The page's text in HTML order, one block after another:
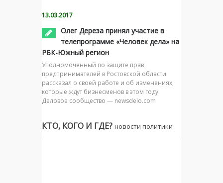
13.03.2017
Олег Дереза принял участие в
телепрограмме «Человек дела» на
РБК-Южный регион
Уполномоченный по защите прав
предпринимателей в Ростовской области
рассказал о своей работе и об изменениях,
которые ждут бизнесменов в этом году.
Деловое сообщество — newsdelo.com
КТО, КОГО И ГДЕ? новости политики